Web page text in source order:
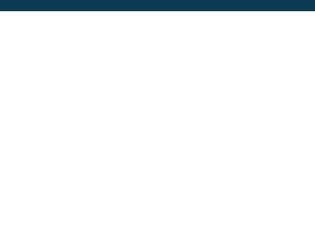
Panneau de gestion des cookies